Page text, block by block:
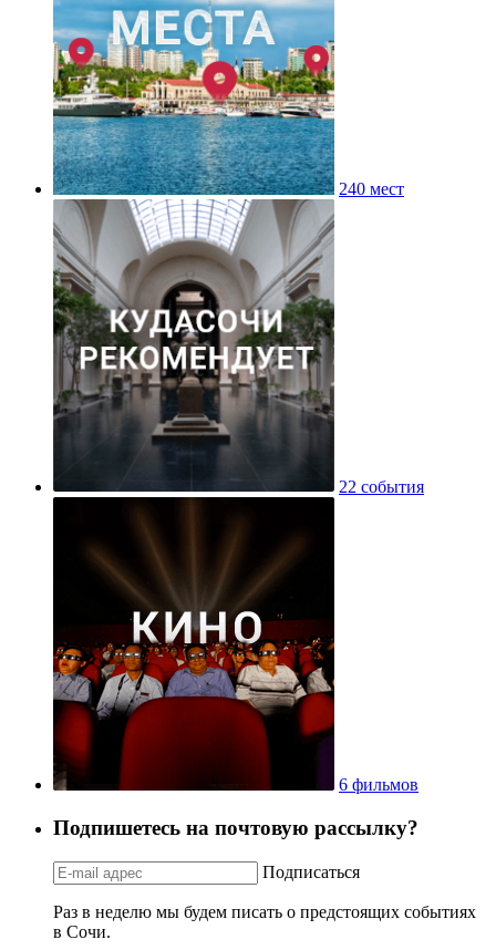
240 мест
22 события
6 фильмов
Подпишетесь на почтовую рассылку?
Подписаться
Раз в неделю мы будем писать о предстоящих событиях
в Сочи.